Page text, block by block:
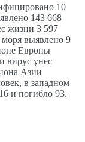
10
143 668
жизни 3 597
моря выявлено 9
Европы
вирус унес
Азии
в западном
и погибло 93.